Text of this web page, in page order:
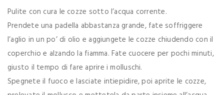
Pulite con cura le cozze sotto l’acqua corrente.
Prendete una padella abbastanza grande, fate soffriggere
l’aglio in un po’ di olio e aggiungete le cozze chiudendo con il
coperchio e alzando la fiamma. Fate cuocere per pochi minuti,
giusto il tempo di fare aprire i molluschi.
Spegnete il fuoco e lasciate intiepidire, poi aprite le cozze,